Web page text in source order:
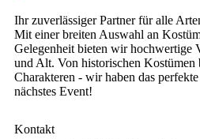
Ihr zuverlässiger Partner für alle
Mit einer breiten Auswahl an
Gelegenheit bieten wir hochwertige
und Alt. Von historischen Kostümen
Charakteren - wir haben das
nächstes Event!
Kontakt